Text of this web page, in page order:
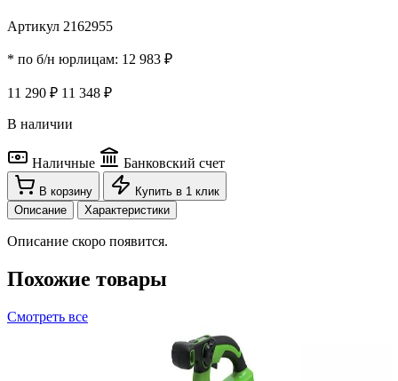
Артикул 2162955
* по б/н юрлицам: 12 983 ₽
11 290 ₽ 11 348 ₽
В наличии
Наличные Банковский счет
В корзину
Купить в 1 клик
Описание
Характеристики
Описание скоро появится.
Похожие товары
Смотреть все